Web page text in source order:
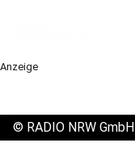
Anzeige
© RADIO NRW GmbH